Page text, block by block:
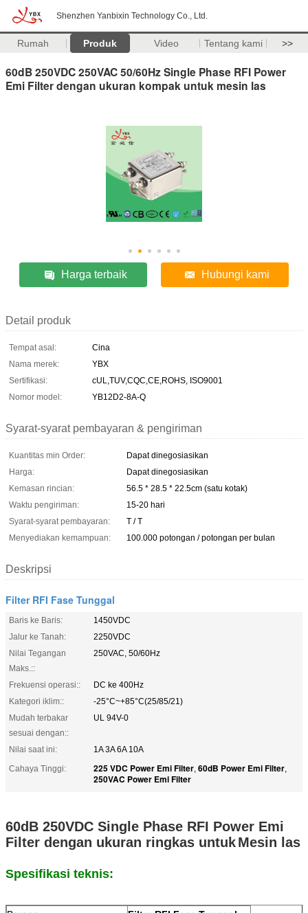
Shenzhen Yanbixin Technology Co., Ltd.
Rumah Produk Video Tentang kami >>
60dB 250VDC 250VAC 50/60Hz Single Phase RFI Power
Emi Filter dengan ukuran kompak untuk mesin las
Harga terbaik Hubungi kami
Detail produk
Tempat asal:
Cina
Nama merek:
YBX
Sertifikasi:
cUL,TUV,CQC,CE,ROHS, ISO9001
Nomor model:
YB12D2-8A-Q
Syarat-syarat pembayaran & pengiriman
Kuantitas min Order:
Dapat dinegosiasikan
Harga:
Dapat dinegosiasikan
Kemasan rincian:
56.5 * 28.5 * 22.5cm (satu kotak)
Waktu pengiriman:
15-20 hari
Syarat-syarat pembayaran:
T / T
Menyediakan kemampuan:
100.000 potongan / potongan per bulan
Deskripsi
Filter RFI Fase Tunggal
Baris ke Baris:
1450VDC
Jalur ke Tanah:
2250VDC
Nilai Tegangan
Maks.::
250VAC, 50/60Hz
Frekuensi operasi::
DC ke 400Hz
Kategori iklim::
-25°C~+85°C(25/85/21)
Mudah terbakar
sesuai dengan::
UL 94V-0
Nilai saat ini:
1A 3A 6A 10A
Cahaya Tinggi:
225 VDC Power Emi Filter, 60dB Power Emi Filter,
250VAC Power Emi Filter
60dB 250VDC Single Phase RFI Power Emi
Filter dengan ukuran ringkas untukMesin las
Spesifikasi teknis: